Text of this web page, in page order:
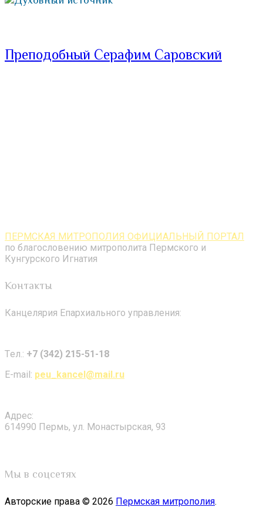
Преподобный Серафим Саровский
ПЕРМСКАЯ МИТРОПОЛИЯ ОФИЦИАЛЬНЫЙ ПОРТАЛ
по благословению митрополита Пермского и
Кунгурского Игнатия
Контакты
Канцелярия Епархиального управления:
Tел.: +7 (342) 215-51-18
E-mail: peu_kancel@mail.ru
Адрес:
614990 Пермь, ул. Монастырская, 93
Мы в соцсетях
Авторские права © 2026 Пермская митрополия.